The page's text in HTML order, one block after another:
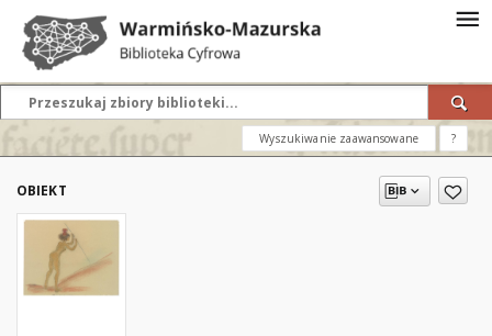
Wyszukiwanie zaawansowane ?
OBIEKT